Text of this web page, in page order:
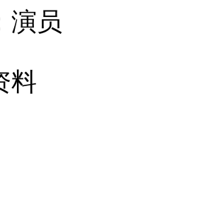
演员
料